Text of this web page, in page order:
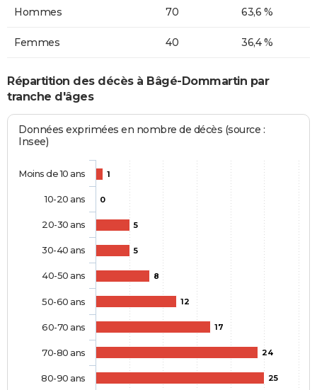
Hommes 70 63,6 %
Femmes 40 36,4 %
Répartition des décès à Bâgé-Dommartin par
tranche d'âges
Données exprimées en nombre de décès (source :
Insee)
1
0
5
5
8
12
17
24
25
Moins de 10 ans
10-20 ans
20-30 ans
30-40 ans
40-50 ans
50-60 ans
60-70 ans
70-80 ans
80-90 ans